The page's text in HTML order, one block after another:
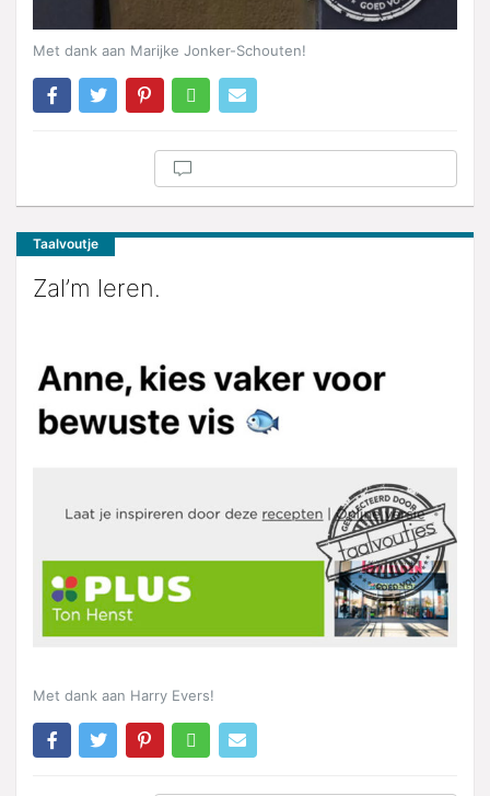
Met dank aan Marijke Jonker-Schouten!
Taalvoutje
Zal’m leren.
Met dank aan Harry Evers!